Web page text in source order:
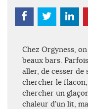
Chez Orgyness,
beaux bars.
aller, de cesser de
chercher le
chercher un
chaleur d’un lit,